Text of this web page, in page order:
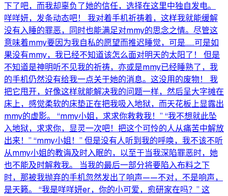
下了吧，而我却辜负了她的信任，选择在这里中独自发电。
咩咩妍，发条动态吧！ 我对着手机祈祷着，这样我就能缓解
没有入睡的罪恶，同时也能满足对mmy的思念之情。尽管这
意味着mmy要因为我自私的愿望而推迟睡觉，可是……可是如
果没有mmy，我已经不知道该怎么面对明天的太阳了！ 但是
不知道是神明听不见我的祈祷，亦或是mmy已经睡熟了，我
的手机仍然没有给我一点关于她的消息。这没用的废物！ 我
把它甩开，好像这样就能解决我的问题一样，然后呈大字摊在
床上，感觉柔软的床垫正在把我吸入地狱，而天花板上显露出
mmy的虚影。 “mmy小姐，求求你救救我！” “我不想就此坠
入地狱，求求你，显灵一次吧！把这个可怜的人从痛苦中解放
出来！” “mmy小姐！” 但是没有人听到我的呼唤，我不该不听
从mmy小姐的教诲及时入眠的，以至于当我深陷罪恶时，她
也不能及时解救我。 当我的最后一部分将要陷入布料之下
时，那被我抛弃的手机忽然发出了响声——不对，不是响声，
是天籁。 “我是咩咩妍er，你的小可爱，愈研家在吗？” 这